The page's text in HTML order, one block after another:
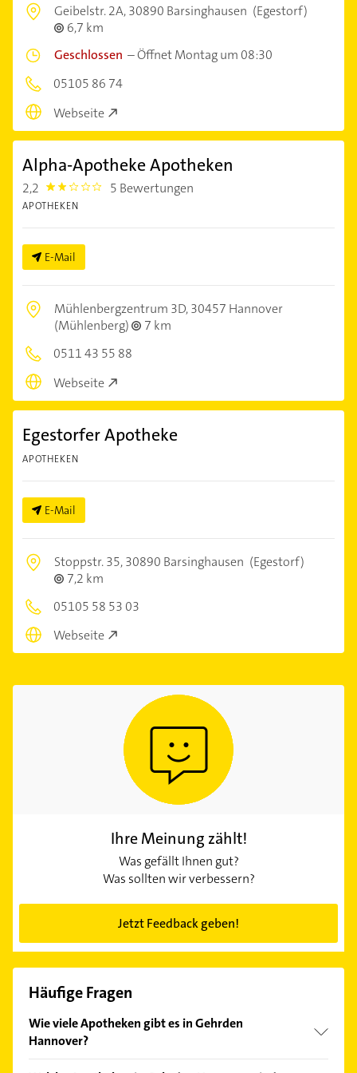
Geibelstr. 2A,30890 Barsinghausen (Egestorf)
6,7 km
Geschlossen –Öffnet Montag um 08:30
05105 86 74
Webseite
Alpha-Apotheke Apotheken
2,2 2.2 5 Bewertungen
APOTHEKEN
E-Mail
Mühlenbergzentrum 3D,30457 Hannover
(Mühlenberg)
7 km
0511 43 55 88
Webseite
Egestorfer Apotheke
APOTHEKEN
E-Mail
Stoppstr. 35,30890 Barsinghausen (Egestorf)
7,2 km
05105 58 53 03
Webseite
Ihre Meinung zählt!
Was gefällt Ihnen gut?
Was sollten wir verbessern?
Jetzt Feedback geben!
Häufige Fragen
Wie viele Apotheken gibt es in Gehrden
Hannover?